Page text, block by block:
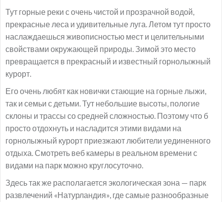
Тут горные реки с очень чистой и прозрачной водой,
прекрасные леса и удивительные луга. Летом тут просто
наслаждаешься живописностью мест и целительными
свойствами окружающей природы. Зимой это место
превращается в прекрасный и известный горнолыжный
курорт.
Его очень любят как новички стающие на горные лыжи,
так и семьи с детьми. Тут небольшие высоты, пологие
склоны и трассы со средней сложностью. Поэтому что б
просто отдохнуть и насладится этими видами на
горнолыжный курорт приезжают любители уединенного
отдыха. Смотреть веб камеры в реальном времени с
видами на парк можно круглосуточно.
Здесь так же располагается экологическая зона — парк
развлечений «Натурландия», где самые разнообразные